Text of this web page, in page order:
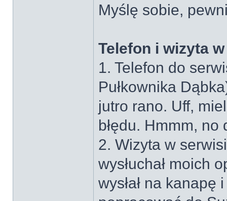
Myślę sobie,
Telefon i wizyta
1. Telefon do
Pułkownika
jutro rano. Uff,
błędu. Hmmm, no
2. Wizyta w
wysłuchał moich
wysłał na